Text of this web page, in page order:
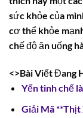
sức khỏe của
cơ thể khỏe
chế độ ăn uống
<>Bài Viết Đang
Yến tinh chế
Giải Mã **Thịt